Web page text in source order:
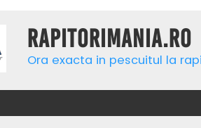
Rapitorimania.ro
Ora exacta in pescuitul la